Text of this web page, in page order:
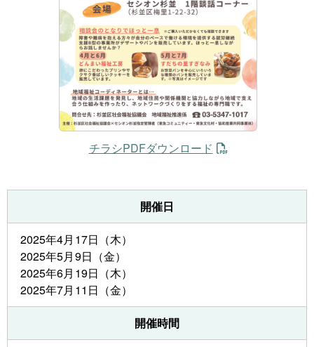
チラシPDFダウンロード
開催日
2025年4月17日（木）
2025年5月9日（金）
2025年6月19日（木）
2025年7月11日（金）
開催時間